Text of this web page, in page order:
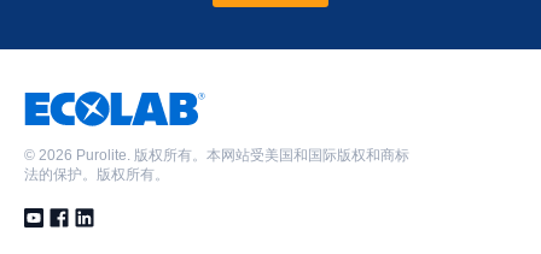
© 2026 Purolite. 版权所有。本网站受美国和国际版权和商标
法的保护。版权所有。